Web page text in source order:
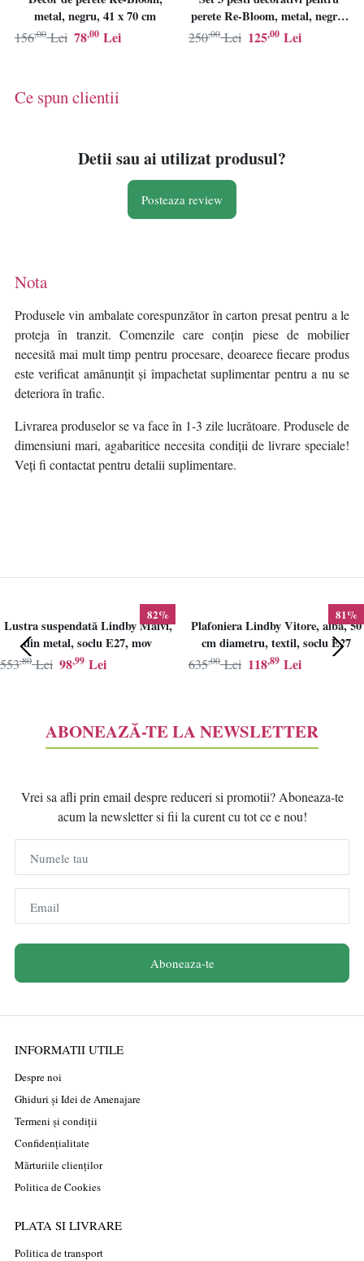
metal, negru, 41 x 70 cm
78,00 Lei
156,00 Lei
perete Re-Bloom, metal, negru,
32 x 8 cm
125,00 Lei
250,00 Lei
Ce spun clientii
Detii sau ai utilizat produsul?
Posteaza review
Nota
Produsele vin ambalate corespunzător în carton presat pentru a le
proteja în tranzit. Comenzile care conțin piese de mobilier
necesită mai mult timp pentru procesare, deoarece fiecare produs
este verificat amănunțit și împachetat suplimentar pentru a nu se
deteriora în trafic.
Livrarea produselor se va face în 1-3 zile lucrătoare. Produsele de
dimensiuni mari, agabaritice necesita condiții de livrare speciale!
Veți fi contactat pentru detalii suplimentare.
82%
Lustra suspendată Lindby Maivi,
din metal, soclu E27, mov
98,99 Lei
553,80 Lei
81%
Plafoniera Lindby Vitore, alba, 50
cm diametru, textil, soclu E27
118,89 Lei
635,00 Lei
ABONEAZĂ-TE LA NEWSLETTER
Vrei sa afli prin email despre reduceri si promotii? Aboneaza-te
acum la newsletter si fii la curent cu tot ce e nou!
Numele tau
Email
Aboneaza-te
INFORMATII UTILE
Despre noi
Ghiduri și Idei de Amenajare
Termeni și condiții
Confidențialitate
Mărturiile clienților
Politica de Cookies
PLATA SI LIVRARE
Politica de transport